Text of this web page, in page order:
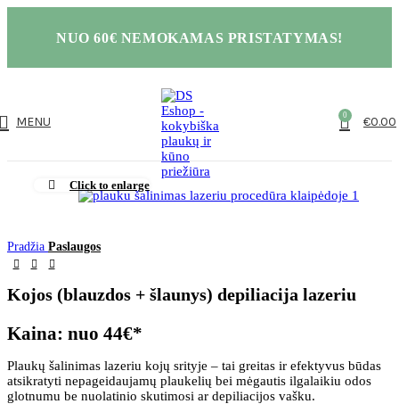
NUO 60€ NEMOKAMAS PRISTATYMAS!
MENU 0 €0.00
Click to enlarge
Pradžia Paslaugos
Kojos (blauzdos + šlaunys) depiliacija lazeriu
Kaina: nuo 44€*
Plaukų šalinimas lazeriu kojų srityje – tai greitas ir efektyvus būdas
atsikratyti nepageidaujamų plaukelių bei mėgautis ilgalaikiu odos
glotnumu be nuolatinio skutimosi ar depiliacijos vašku.